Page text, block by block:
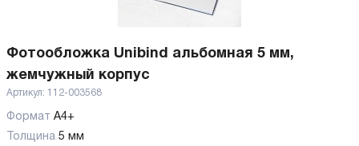
Фотообложка Unibind альбомная 5 мм,
жемчужный корпус
Артикул: 112-003568
Формат А4+
Толщина 5 мм